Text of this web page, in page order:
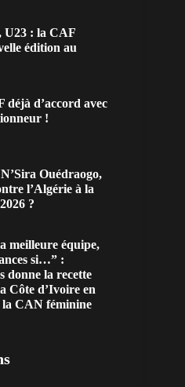
U23 : la CAF
édition au
déjà d’accord avec
!
Ouédraogo,
l’Algérie à la
?
meilleure équipe,
si…” :
donne la recette
Côte d’Ivoire en
la CAN féminine